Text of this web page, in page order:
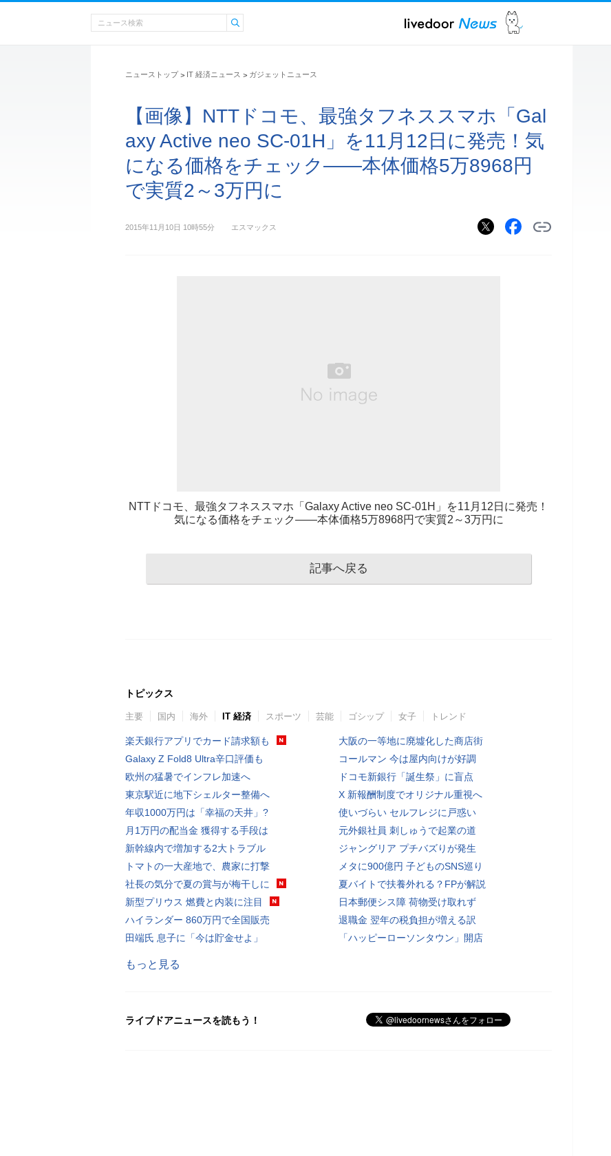
ニューストップ > IT 経済ニュース > ガジェットニュース
【画像】NTTドコモ、最強タフネススマホ「Gal
axy Active neo SC-01H」を11月12日に発売！気
になる価格をチェック――本体価格5万8968円
で実質2～3万円に
2015年11月10日 10時55分 エスマックス
NTTドコモ、最強タフネススマホ「Galaxy Active neo SC-01H」を11月12日に発売！
気になる価格をチェック――本体価格5万8968円で実質2～3万円に
記事へ戻る
トピックス
主要 国内 海外 IT 経済 スポーツ 芸能 ゴシップ 女子 トレンド
楽天銀行アプリでカード請求額も
Galaxy Z Fold8 Ultra辛口評価も
欧州の猛暑でインフレ加速へ
東京駅近に地下シェルター整備へ
年収1000万円は「幸福の天井」?
月1万円の配当金 獲得する手段は
新幹線内で増加する2大トラブル
トマトの一大産地で、農家に打撃
社長の気分で夏の賞与が梅干しに
新型プリウス 燃費と内装に注目
ハイランダー 860万円で全国販売
田端氏 息子に「今は貯金せよ」
大阪の一等地に廃墟化した商店街
コールマン 今は屋内向けが好調
ドコモ新銀行「誕生祭」に盲点
X 新報酬制度でオリジナル重視へ
使いづらい セルフレジに戸惑い
元外銀社員 刺しゅうで起業の道
ジャングリア プチバズりが発生
メタに900億円 子どものSNS巡り
夏バイトで扶養外れる？FPが解説
日本郵便シス障 荷物受け取れず
退職金 翌年の税負担が増える訳
「ハッピーローソンタウン」開店
もっと見る
ライブドアニュースを読もう！